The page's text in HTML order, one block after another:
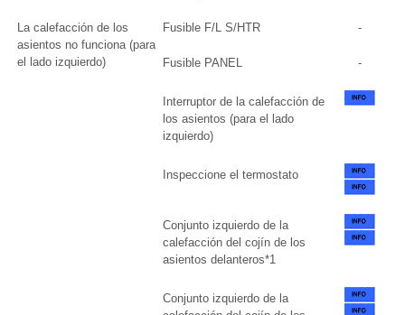
La calefacción de los
asientos no funciona (para
el lado izquierdo)
Fusible F/L S/HTR -
Fusible PANEL -
Interruptor de la calefacción de
los asientos (para el lado
izquierdo)
Inspeccione el termostato
Conjunto izquierdo de la
calefacción del cojín de los
asientos delanteros*1
Conjunto izquierdo de la